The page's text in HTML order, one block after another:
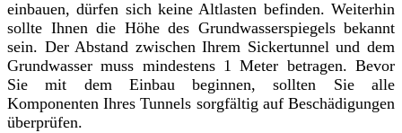
einbauen, dürfen sich keine Altlasten befinden. Weiterhin
sollte Ihnen die Höhe des Grundwasserspiegels bekannt
sein. Der Abstand zwischen Ihrem Sickertunnel und dem
Grundwasser muss mindestens 1 Meter betragen. Bevor
Sie mit dem Einbau beginnen, sollten Sie alle
Komponenten Ihres Tunnels sorgfältig auf Beschädigungen
überprüfen.